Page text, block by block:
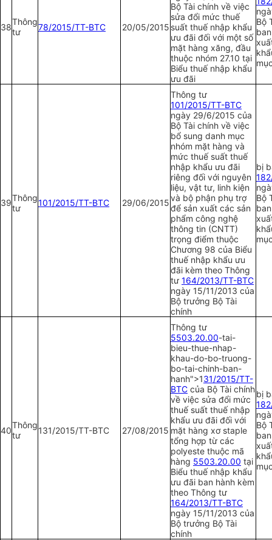
38
Thông
tư
78/2015/TT-BTC 20/05/2015
Bộ Tài chính về việc
sửa đổi mức thuế
suất thuế nhập khẩu
ưu đãi đối với một số
mặt hàng xăng, đầu
thuộc nhóm 27.10 tại
Biểu thuế nhập khẩu
ưu đãi
Bộ
39Thông
tư
101/2015/TT-BTC 29/06/2015
Thông tư
101/2015/TT-BTC
ngày 29/6/2015 của
Bộ Tài chính về việc
bổ sung danh mục
nhóm mặt hàng và
mức thuế suất thuế
nhập khẩu ưu đãi
riêng đối với nguyên
liệu, vật tư, linh kiện
và bộ phận phụ trợ
để sản xuất các sản
phẩm công nghệ
thông tin (CNTT)
trọng điểm thuộc
Chương 98 của Biểu
thuế nhập khẩu ưu
đãi kèm theo Thông
tư 164/2013/TT-BTC
ngày 15/11/2013 của
Bộ trưởng Bộ Tài
chính
bị
1
Bộ
40
Thông
tư
131/2015/TT-BTC 27/08/2015
Thông tư
5503.20.00-tai-
bieu-thue-nhap-
khau-do-bo-truong-
bo-tai-chinh-ban-
hanh">131/2015/TT-
BTC của Bộ Tài chính
về việc sửa đổi mức
thuế suất thuế nhập
khẩu ưu đãi đối với
mặt hàng xơ staple
tổng hợp từ các
polyeste thuộc mã
hàng 5503.20.00 tại
Biểu thuế nhập khẩu
ưu đãi ban hành kèm
theo Thông tư
164/2013/TT-BTC
ngày 15/11/2013 của
Bộ trưởng Bộ Tài
chính
bị
1
Bộ